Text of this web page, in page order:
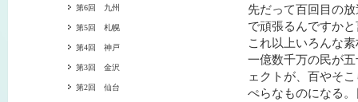
第6回 九州
第5回 札幌
第4回 神戸
第3回 金沢
第2回 仙台
先だって百回目の
で頑張るんですか
これ以上いろんな
一億数千万の民が
ェクトが、百やそ
ぺらなものになる